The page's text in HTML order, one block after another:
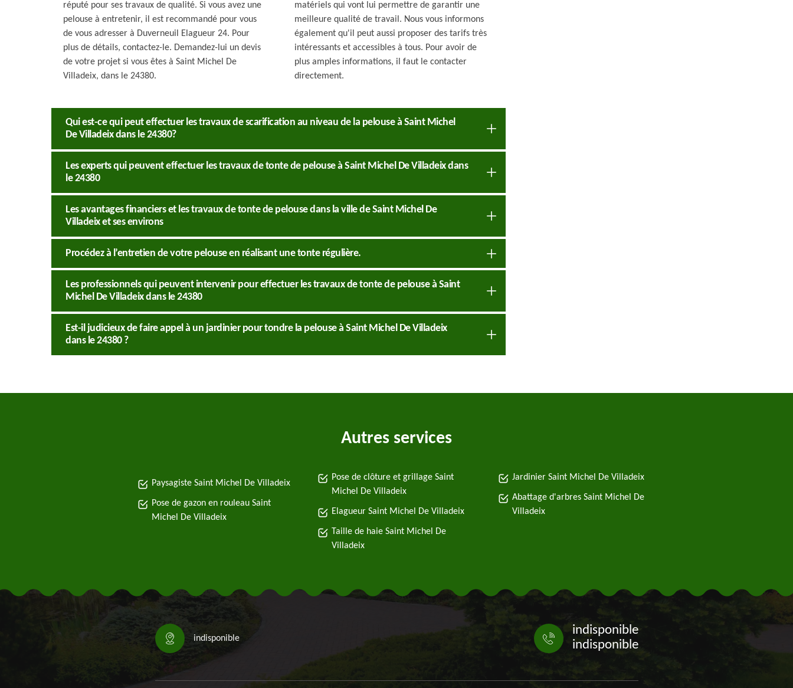
réputé pour ses travaux de qualité. Si vous avez une
pelouse à entretenir, il est recommandé pour vous
de vous adresser à Duverneuil Elagueur 24. Pour
plus de détails, contactez-le. Demandez-lui un devis
de votre projet si vous êtes à Saint Michel De
Villadeix, dans le 24380.
matériels qui vont lui permettre de garantir une
meilleure qualité de travail. Nous vous informons
également qu'il peut aussi proposer des tarifs très
intéressants et accessibles à tous. Pour avoir de
plus amples informations, il faut le contacter
directement.
Qui est-ce qui peut effectuer les travaux de scarification au niveau de la pelouse à Saint Michel
De Villadeix dans le 24380?
Les experts qui peuvent effectuer les travaux de tonte de pelouse à Saint Michel De Villadeix dans
le 24380
Les avantages financiers et les travaux de tonte de pelouse dans la ville de Saint Michel De
Villadeix et ses environs
Procédez à l’entretien de votre pelouse en réalisant une tonte régulière.
Les professionnels qui peuvent intervenir pour effectuer les travaux de tonte de pelouse à Saint
Michel De Villadeix dans le 24380
Est-il judicieux de faire appel à un jardinier pour tondre la pelouse à Saint Michel De Villadeix
dans le 24380 ?
Autres services
Paysagiste Saint Michel De Villadeix
Pose de gazon en rouleau Saint
Michel De Villadeix
Pose de clôture et grillage Saint
Michel De Villadeix
Elagueur Saint Michel De Villadeix
Taille de haie Saint Michel De
Villadeix
Jardinier Saint Michel De Villadeix
Abattage d'arbres Saint Michel De
Villadeix
indisponible
indisponible
indisponible